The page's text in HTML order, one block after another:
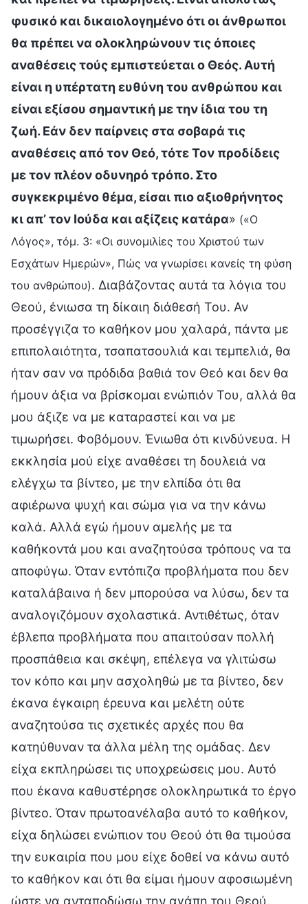
φυσικό και δικαιολογημένο ότι οι άνθρωποι
θα πρέπει να ολοκληρώνουν τις όποιες
αναθέσεις τούς εμπιστεύεται ο Θεός. Αυτή
είναι η υπέρτατη ευθύνη του ανθρώπου και
είναι εξίσου σημαντική με την ίδια του τη
ζωή. Εάν δεν παίρνεις στα σοβαρά τις
αναθέσεις από τον Θεό, τότε Τον προδίδεις
με τον πλέον οδυνηρό τρόπο. Στο
συγκεκριμένο θέμα, είσαι πιο αξιοθρήνητος
κι απ’ τον Ιούδα και αξίζεις κατάρα» («Ο
Λόγος», τόμ. 3: «Οι συνομιλίες του Χριστού των
Εσχάτων Ημερών», Πώς να γνωρίσει κανείς τη φύση
του ανθρώπου). Διαβάζοντας αυτά τα λόγια του
Θεού, ένιωσα τη δίκαιη διάθεσή Του. Αν
προσέγγιζα το καθήκον μου χαλαρά, πάντα με
επιπολαιότητα, τσαπατσουλιά και τεμπελιά, θα
ήταν σαν να πρόδιδα βαθιά τον Θεό και δεν θα
ήμουν άξια να βρίσκομαι ενώπιόν Του, αλλά θα
μου άξιζε να με καταραστεί και να με
τιμωρήσει. Φοβόμουν. Ένιωθα ότι κινδύνευα. Η
εκκλησία μού είχε αναθέσει τη δουλειά να
ελέγχω τα βίντεο, με την ελπίδα ότι θα
αφιέρωνα ψυχή και σώμα για να την κάνω
καλά. Αλλά εγώ ήμουν αμελής με τα
καθήκοντά μου και αναζητούσα τρόπους να τα
αποφύγω. Όταν εντόπιζα προβλήματα που δεν
καταλάβαινα ή δεν μπορούσα να λύσω, δεν τα
αναλογιζόμουν σχολαστικά. Αντιθέτως, όταν
έβλεπα προβλήματα που απαιτούσαν πολλή
προσπάθεια και σκέψη, επέλεγα να γλιτώσω
τον κόπο και μην ασχοληθώ με τα βίντεο, δεν
έκανα έγκαιρη έρευνα και μελέτη ούτε
αναζητούσα τις σχετικές αρχές που θα
κατηύθυναν τα άλλα μέλη της ομάδας. Δεν
είχα εκπληρώσει τις υποχρεώσεις μου. Αυτό
που έκανα καθυστέρησε ολοκληρωτικά το έργο
βίντεο. Όταν πρωτοανέλαβα αυτό το καθήκον,
είχα δηλώσει ενώπιον του Θεού ότι θα τιμούσα
την ευκαιρία που μου είχε δοθεί να κάνω αυτό
το καθήκον και ότι θα είμαι ήμουν αφοσιωμένη
ώστε να ανταποδώσω την αγάπη του Θεού.